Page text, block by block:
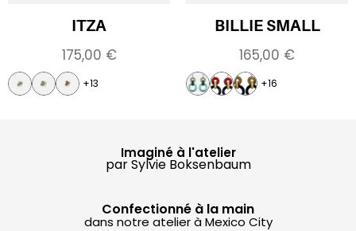
ITZA
175,00 €
+13
BILLIE SMALL
165,00 €
+16
Imaginé à l'atelier
par Sylvie Boksenbaum
Confectionné à la main
dans notre atelier à Mexico City